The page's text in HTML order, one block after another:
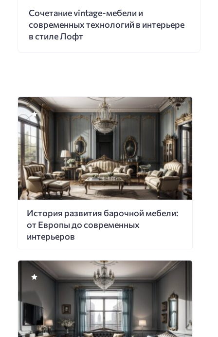
Сочетание vintage-мебели и
современных технологий в интерьере
в стиле Лофт
История развития барочной мебели:
от Европы до современных
интерьеров